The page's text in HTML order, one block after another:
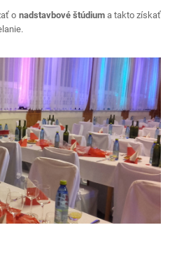
o nadstavbové štúdium a takto získať